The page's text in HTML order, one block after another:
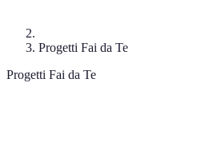
Progetti Fai da Te
Progetti Fai da Te